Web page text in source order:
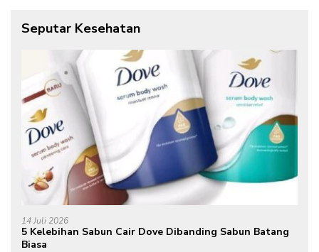
Seputar Kesehatan
14 Juli 2026
5 Kelebihan Sabun Cair Dove Dibanding Sabun Batang
Biasa